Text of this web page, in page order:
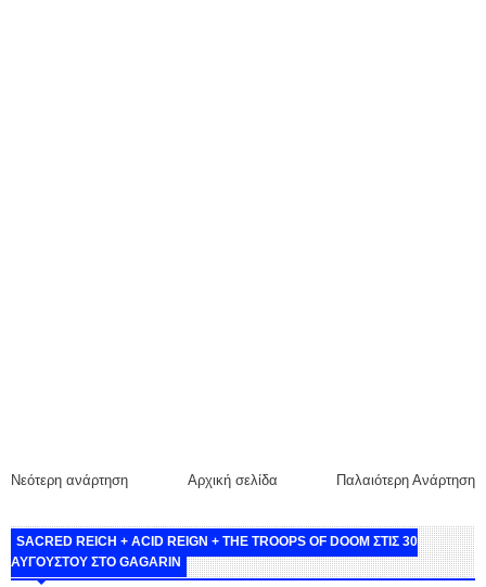
Νεότερη ανάρτηση Παλαιότερη Ανάρτηση
Αρχική σελίδα
SACRED REICH + ACID REIGN + THE TROOPS OF DOOM ΣΤΙΣ 30
ΑΥΓΟΥΣΤΟΥ ΣΤΟ GAGARIN